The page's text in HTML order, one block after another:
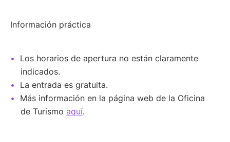
Información práctica
Los horarios de apertura no están claramente
indicados.
La entrada es gratuita.
Más información en la página web de la Oficina
de Turismo aquí.